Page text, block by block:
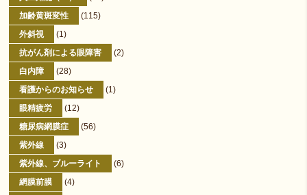
加齢黄斑変性
(115)
外斜視
(1)
抗がん剤による眼障害
(2)
白内障
(28)
看護からのお知らせ
(1)
眼精疲労
(12)
糖尿病網膜症
(56)
紫外線
(3)
紫外線、ブルーライト
(6)
網膜前膜
(4)